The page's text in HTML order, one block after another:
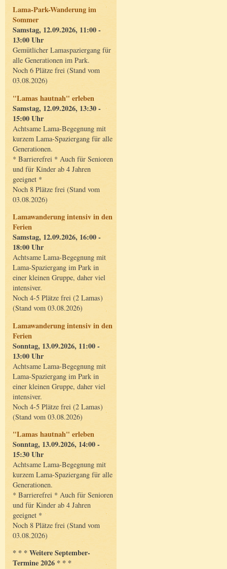
Lama-Park-Wanderung im
Sommer
Samstag, 12.09.2026, 11:00 -
13:00 Uhr
Gemütlicher Lamaspaziergang für
alle Generationen im Park.
Noch 6 Plätze frei (Stand vom
03.08.2026)
"Lamas hautnah" erleben
Samstag, 12.09.2026, 13:30 -
15:00 Uhr
Achtsame Lama-Begegnung mit
kurzem Lama-Spaziergang für alle
Generationen.
* Barrierefrei * Auch für Senioren
und für Kinder ab 4 Jahren
geeignet *
Noch 8 Plätze frei (Stand vom
03.08.2026)
Lamawanderung intensiv in den
Ferien
Samstag, 12.09.2026, 16:00 -
18:00 Uhr
Achtsame Lama-Begegnung mit
Lama-Spaziergang im Park in
einer kleinen Gruppe, daher viel
intensiver.
Noch 4-5 Plätze frei (2 Lamas)
(Stand vom 03.08.2026)
Lamawanderung intensiv in den
Ferien
Sonntag, 13.09.2026, 11:00 -
13:00 Uhr
Achtsame Lama-Begegnung mit
Lama-Spaziergang im Park in
einer kleinen Gruppe, daher viel
intensiver.
Noch 4-5 Plätze frei (2 Lamas)
(Stand vom 03.08.2026)
"Lamas hautnah" erleben
Sonntag, 13.09.2026, 14:00 -
15:30 Uhr
Achtsame Lama-Begegnung mit
kurzem Lama-Spaziergang für alle
Generationen.
* Barrierefrei * Auch für Senioren
und für Kinder ab 4 Jahren
geeignet *
Noch 8 Plätze frei (Stand vom
03.08.2026)
* * * Weitere September-
Termine 2026 * * *